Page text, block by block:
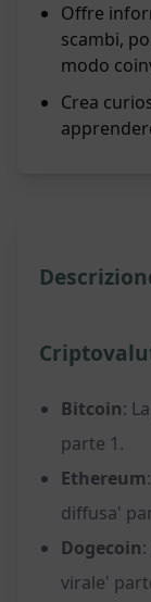
Offre
scambi,
modo
Crea
Bitcoin:
parte 1.
Ethereum
diffusa'
Dogecoin
virale'